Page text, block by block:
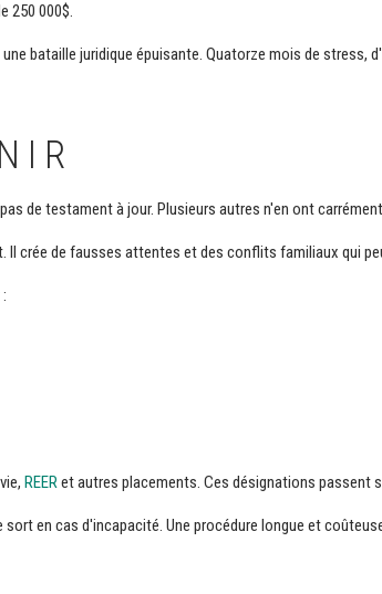
250 000$.
bataille juridique épuisante. Quatorze mois de
de testament à jour. Plusieurs autres n'en ont
crée de fausses attentes et des conflits familiaux qui
REERet autres placements. Ces désignations passent
en cas d'incapacité. Une procédure longue et